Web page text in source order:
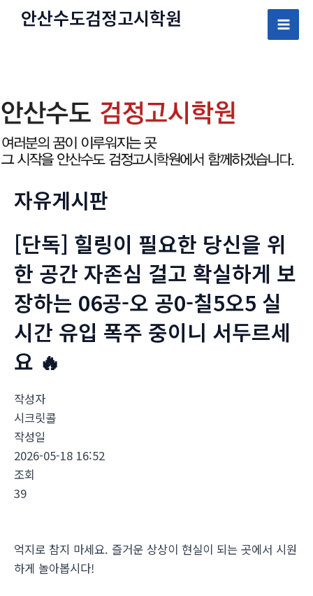
너
뛰
기
안산수도검정고시학원
Main
자유게시판
[단독] 힐링이 필요한 당신을 위
한 공간 자존심 걸고 확실하게 보
장하는 06공-오 공0-칠5오5 실
시간 유입 폭주 중이니 서두르세
요 🔥
작성자
시크릿콜
작성일
2026-05-18 16:52
조회
39
억지로 참지 마세요. 즐거운 상상이 현실이 되는 곳에서 시원
하게 놀아봅시다!